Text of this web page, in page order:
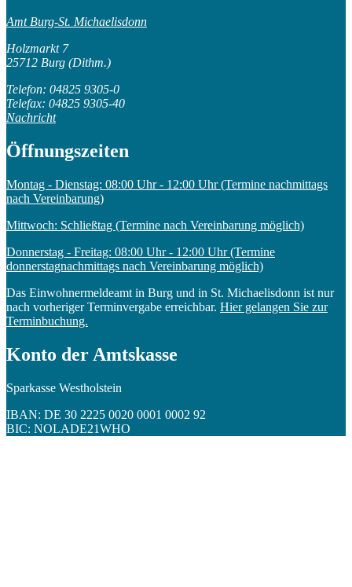
Amt Burg-St. Michaelisdonn
Holzmarkt 7
25712 Burg (Dithm.)
Telefon: 04825 9305-0
Telefax: 04825 9305-40
Nachricht
Öffnungszeiten
Montag - Dienstag: 08:00 Uhr - 12:00 Uhr (Termine nachmittags
nach Vereinbarung)
Mittwoch: Schließtag (Termine nach Vereinbarung möglich)
Donnerstag - Freitag: 08:00 Uhr - 12:00 Uhr (Termine
donnerstagnachmittags nach Vereinbarung möglich)
Das Einwohnermeldeamt in Burg und in St. Michaelisdonn ist nur
nach vorheriger Terminvergabe erreichbar. Hier gelangen Sie zur
Terminbuchung.
Konto der Amtskasse
Sparkasse Westholstein
IBAN: DE 30 2225 0020 0001 0002 92
BIC: NOLADE21WHO